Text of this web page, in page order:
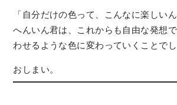
「自分だけの色って、こんなに楽しいん
へんいん君は、これからも自由な発想
わせるような色に変わっていくことでし
おしまい。